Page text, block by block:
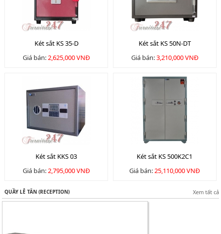
Két sắt KS 35-D
Giá bán:2,625,000 VNĐ
Két sắt KS 50N-DT
Giá bán:3,210,000 VNĐ
Két sắt KKS 03
Giá bán:2,795,000 VNĐ
Két sắt KS 500K2C1
Giá bán:25,110,000 VNĐ
QUẦY LỄ TÂN (RECEPTION) Xem tất cả